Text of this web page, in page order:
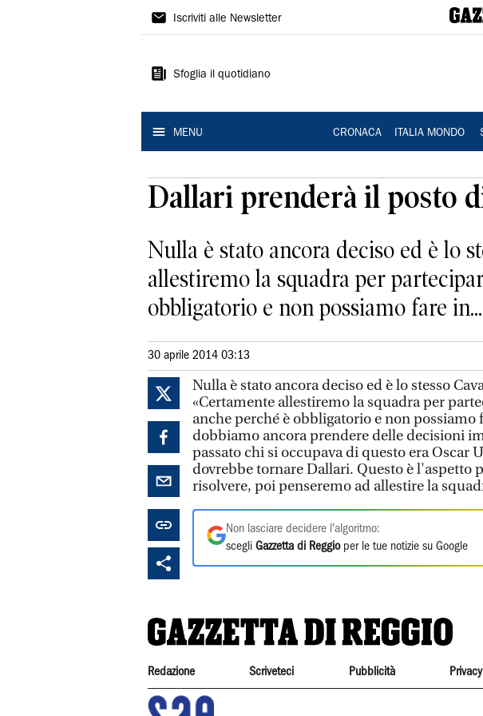
Gazzetta
Reggio
Iscriviti alle Newsletter
Sfoglia il quotidiano
MENU CRONACA ITALIA MONDO
Dallari prenderà il posto
Nulla è stato ancora deciso ed è lo
allestiremo la squadra per
obbligatorio e non possiamo fare in...
30 aprile 2014 03:13
Nulla è stato ancora deciso ed è lo stesso
«Certamente allestiremo la squadra per
anche perché è obbligatorio e non
dobbiamo ancora prendere delle decisioni
passato chi si occupava di questo era Oscar
dovrebbe tornare Dallari. Questo è l'aspetto
risolvere, poi penseremo ad allestire la
Non lasciare decidere l'algoritmo:
scegli Gazzetta di Reggioper le tue notizie su Google
Redazione Scriveteci Pubblicità Privacy